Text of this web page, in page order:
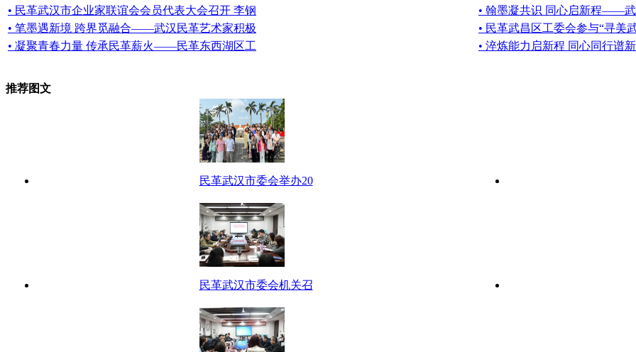
• 民革武汉市企业家联谊会会员代表大会召开 李钢
• 翰墨凝共识 同心启新程——
• 笔墨遇新境 跨界觅融合——武汉民革艺术家积极
• 民革武昌区工委会参与“寻美
• 凝聚青春力量 传承民革薪火——民革东西湖区工
• 淬炼能力启新程 同心同行谱
推荐图文
民革武汉市委会举办20
民革武汉市委会机关召